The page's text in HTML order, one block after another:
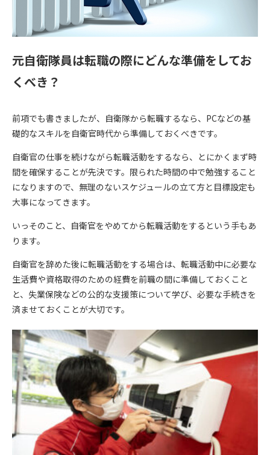
元自衛隊員は転職の際にどんな準備をしてお
くべき？
前項でも書きましたが、自衛隊から転職するなら、PCなどの基
礎的なスキルを自衛官時代から準備しておくべきです。
自衛官の仕事を続けながら転職活動をするなら、とにかくまず時
間を確保することが先決です。限られた時間の中で勉強すること
になりますので、無理のないスケジュールの立て方と目標設定も
大事になってきます。
いっそのこと、自衛官をやめてから転職活動をするという手もあ
ります。
自衛官を辞めた後に転職活動をする場合は、転職活動中に必要な
生活費や資格取得のための経費を前職の間に準備しておくこと
と、失業保険などの公的な支援策について学び、必要な手続きを
済ませておくことが大切です。